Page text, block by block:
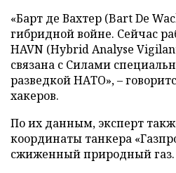
«Барт де Вахтер (Bart De
гибридной войне. Сейчас
HAVN (Hybrid Analyse
связана с Силами
разведкой НАТО», –
хакеров.
По их данным, эксперт
координаты танкера
сжиженный природный газ.